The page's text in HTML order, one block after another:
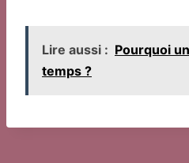
Lire aussi : Pourquoi
temps ?